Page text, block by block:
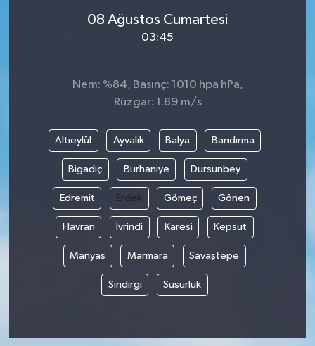
08 Ağustos Cumartesi
03:45
Nem: %84, Basınç: 1010 hpa hPa,
Rüzgar: 1.89 m/s
Altıeylül Ayvalık Balya Bandırma
Bigadiç Burhaniye Dursunbey
Edremit Erdek Gömeç Gönen
Havran İvrindi Karesi Kepsut
Manyas Marmara Savaştepe
Sındırgı Susurluk